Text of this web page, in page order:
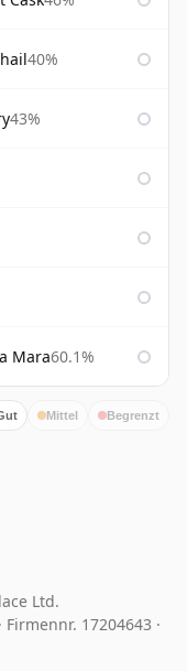
40%
43%
Mara60.1%
Mittel Begrenzt
Ltd.
Firmennr. 17204643 ·